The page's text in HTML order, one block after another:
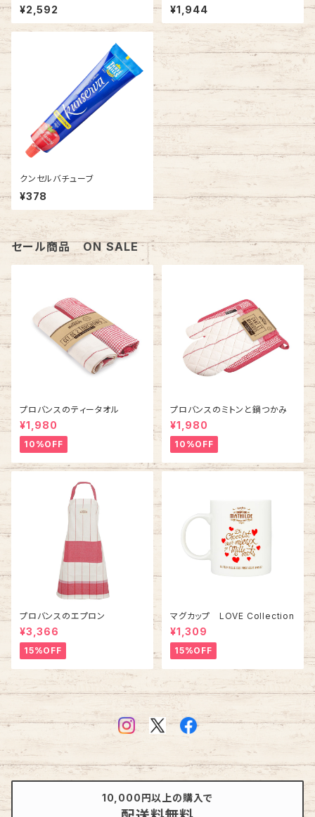
¥2,592 ¥1,944
クンセルバチューブ
¥378
セール商品 ON SALE
プロバンスのティータオル
¥1,980
10%OFF
プロバンスのミトンと鍋つかみ
¥1,980
10%OFF
プロバンスのエプロン
¥3,366
15%OFF
マグカップ LOVE Collection
¥1,309
15%OFF
10,000円以上の購入で